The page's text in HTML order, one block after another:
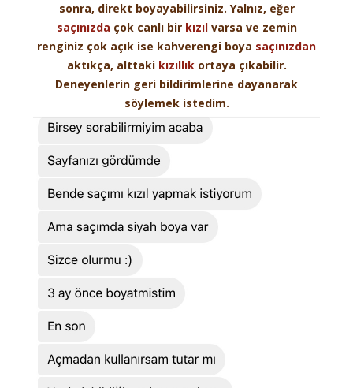
sonra, direkt boyayabilirsiniz. Yalnız, eğer
saçınızda çok canlı bir kızılvarsa ve zemin
renginiz çok açık ise kahverengi boya saçınızdan
aktıkça, alttaki kızıllıkortaya çıkabilir.
Deneyenlerin geri bildirimlerine dayanarak
söylemek istedim.